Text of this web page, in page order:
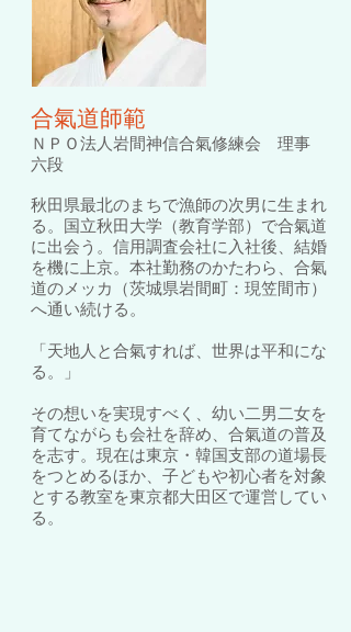
合氣道師範
ＮＰＯ法人岩間神信合氣修練会 理事
六段
秋田県最北のまちで漁師の次男に生まれ
る。国立秋田大学（教育学部）で合氣道
に出会う。信用調査会社に入社後、結婚
を機に上京。本社勤務のかたわら、合氣
道のメッカ（茨城県岩間町：現笠間市）
へ通い続ける。
「天地人と合氣すれば、世界は平和にな
る。」
その想いを実現すべく、幼い二男二女を
育てながらも会社を辞め、合氣道の普及
を志す。現在は東京・韓国支部の道場長
をつとめるほか、子どもや初心者を対象
とする教室を東京都大田区で運営してい
る。